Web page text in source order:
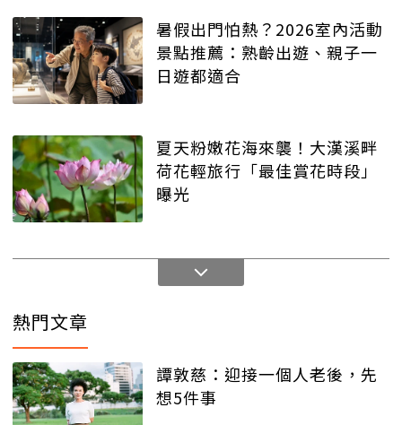
暑假出門怕熱？2026室內活動
景點推薦：熟齡出遊、親子一
日遊都適合
夏天粉嫩花海來襲！大漢溪畔
荷花輕旅行「最佳賞花時段」
曝光
熱門文章
譚敦慈：迎接一個人老後，先
想5件事